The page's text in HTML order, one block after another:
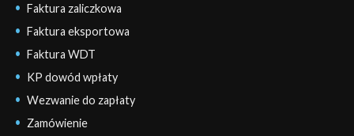
Faktura zaliczkowa
Faktura eksportowa
Faktura WDT
KP dowód wpłaty
Wezwanie do zapłaty
Zamówienie